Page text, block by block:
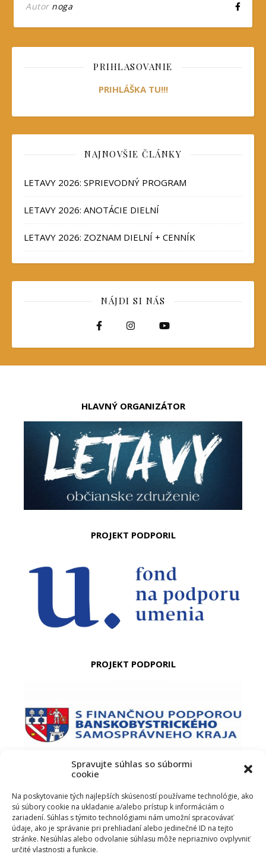
Spravujte súhlas so súbormi
cookie
Na poskytovanie tých najlepších skúseností používame technológie, ako
sú súbory cookie na ukladanie a/alebo prístup k informáciám o
zariadení. Súhlas s týmito technológiami nám umožní spracovávať
údaje, ako je správanie pri prehliadaní alebo jedinečné ID na tejto
stránke. Nesúhlas alebo odvolanie súhlasu môže nepriaznivo ovplyvniť
určité vlastnosti a funkcie.
Autor noga
PRIHLASOVANIE
PRIHLÁŠKA TU!!!
NAJNOVŠIE ČLÁNKY
LETAVY 2026: SPRIEVODNÝ PROGRAM
LETAVY 2026: ANOTÁCIE DIELNÍ
LETAVY 2026: ZOZNAM DIELNÍ + CENNÍK
NÁJDI SI NÁS
HLAVNÝ ORGANIZÁTOR
PROJEKT PODPORIL
PROJEKT PODPORIL
PODUJATIE PODPORIL